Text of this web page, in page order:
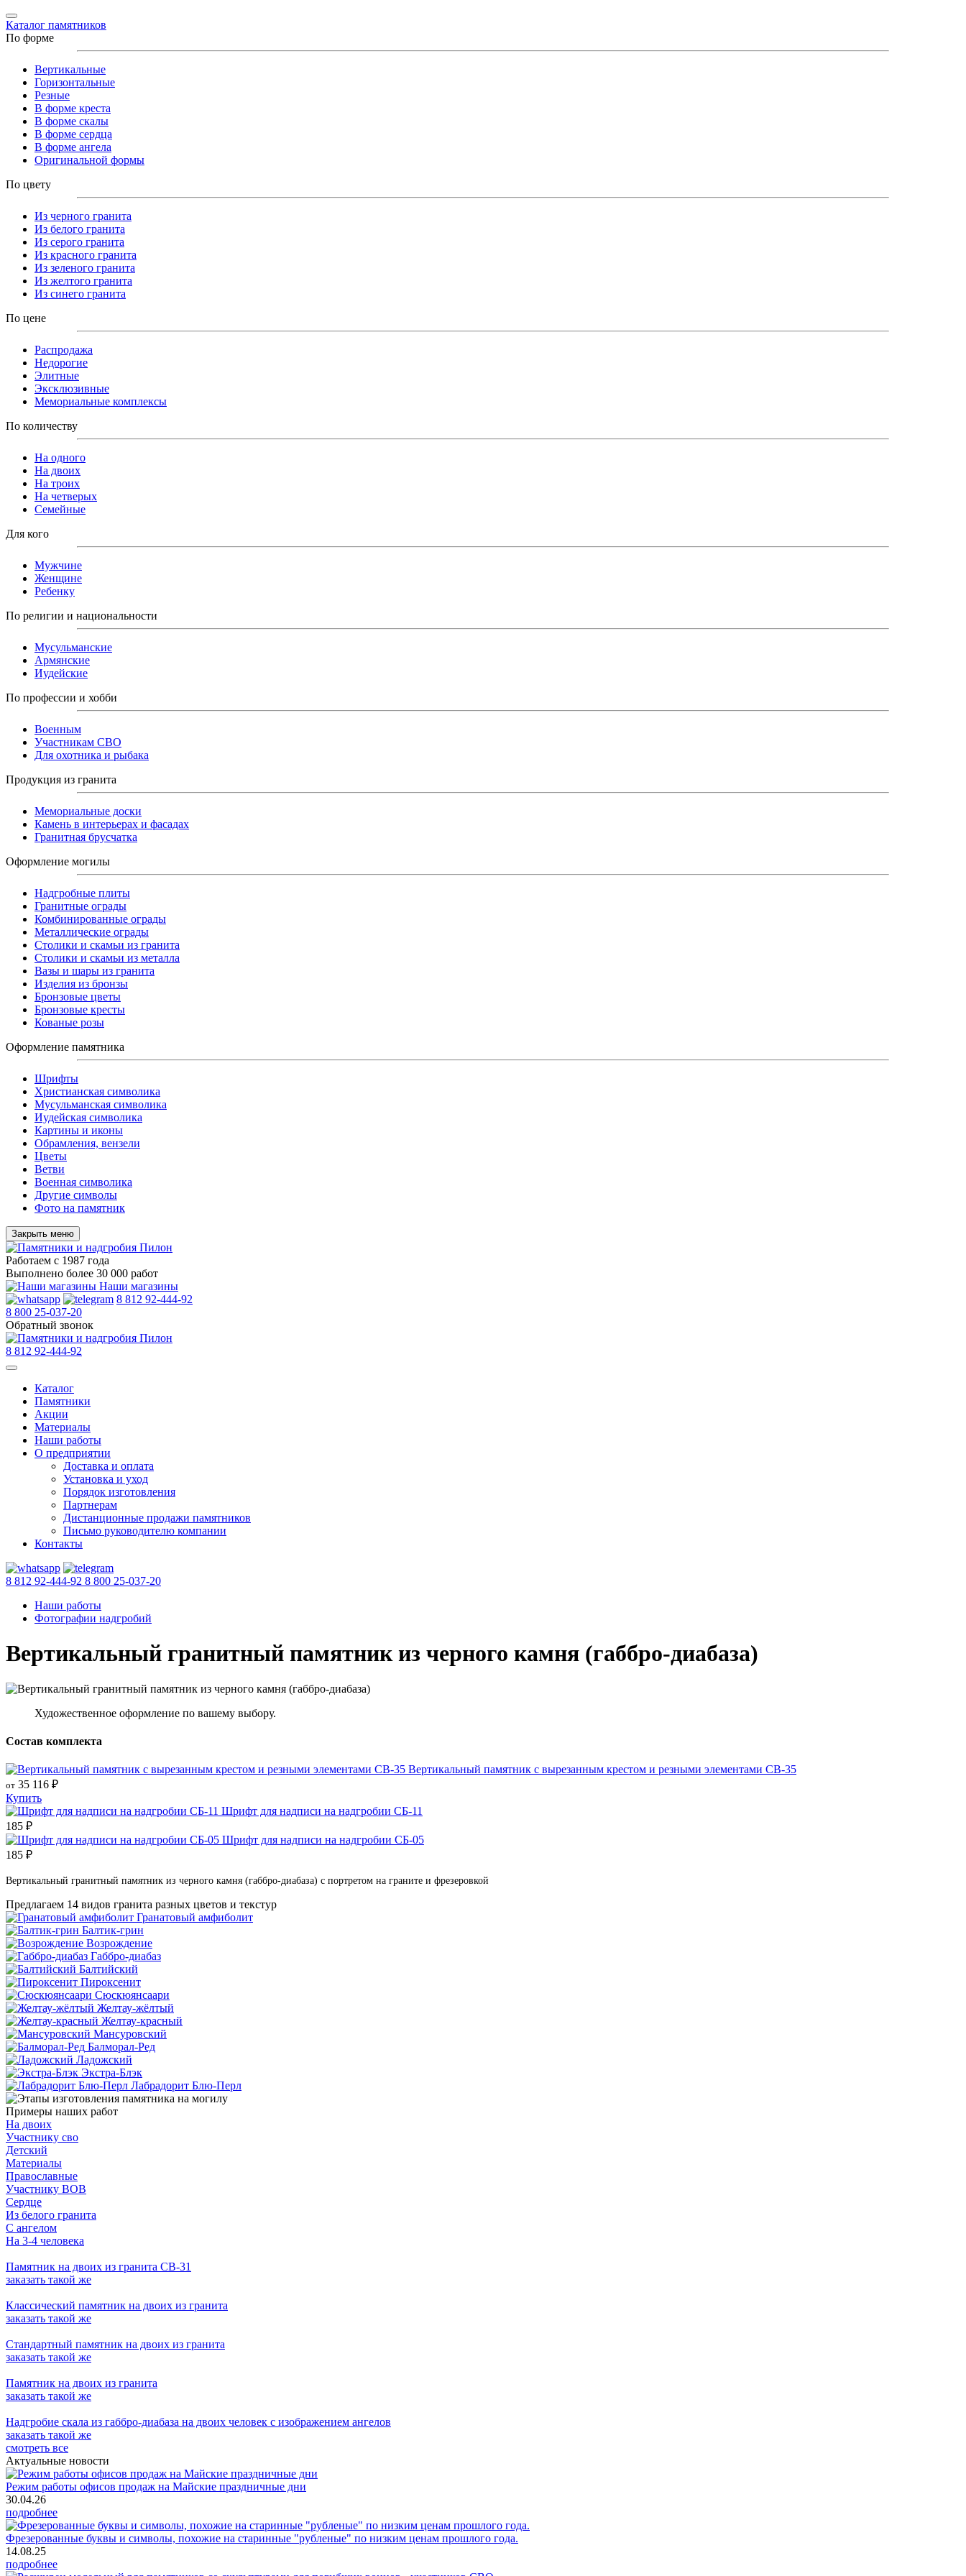
Каталог памятников
По форме
Вертикальные
Горизонтальные
Резные
В форме креста
В форме скалы
В форме сердца
В форме ангела
Оригинальной формы
По цвету
Из черного гранита
Из белого гранита
Из серого гранита
Из красного гранита
Из зеленого гранита
Из желтого гранита
Из синего гранита
По цене
Распродажа
Недорогие
Элитные
Эксклюзивные
Мемориальные комплексы
По количеству
На одного
На двоих
На троих
На четверых
Семейные
Для кого
Мужчине
Женщине
Ребенку
По религии и национальности
Мусульманские
Армянские
Иудейские
По профессии и хобби
Военным
Участникам СВО
Для охотника и рыбака
Продукция из гранита
Мемориальные доски
Камень в интерьерах и фасадах
Гранитная брусчатка
Оформление могилы
Надгробные плиты
Гранитные ограды
Комбинированные ограды
Металлические ограды
Столики и скамьи из гранита
Столики и скамьи из металла
Вазы и шары из гранита
Изделия из бронзы
Бронзовые цветы
Бронзовые кресты
Кованые розы
Оформление памятника
Шрифты
Христианская символика
Мусульманская символика
Иудейская символика
Картины и иконы
Обрамления, вензели
Цветы
Ветви
Военная символика
Другие символы
Фото на памятник
Закрыть меню
Работаем с 1987 года
Выполнено более 30 000 работ
Наши магазины
8 812 92-444-92
8 800 25-037-20
Обратный звонок
8 812 92-444-92
Каталог
Памятники
Акции
Материалы
Наши работы
О предприятии
Доставка и оплата
Установка и уход
Порядок изготовления
Партнерам
Дистанционные продажи памятников
Письмо руководителю компании
Контакты
8 812 92-444-92 8 800 25-037-20
Наши работы
Фотографии надгробий
Вертикальный гранитный памятник из черного камня (габбро-диабаза)
Художественное оформление по вашему выбору.
Состав комплекта
Вертикальный памятник с вырезанным крестом и резными элементами СВ-35
от 35 116 ₽
Купить
Шрифт для надписи на надгробии СБ-11
185 ₽
Шрифт для надписи на надгробии СБ-05
185 ₽
Вертикальный гранитный памятник из черного камня (габбро-диабаза) с портретом на граните и фрезеровкой
Предлагаем 14 видов гранита разных цветов и текстур
Гранатовый амфиболит
Балтик-грин
Возрождение
Габбро-диабаз
Балтийский
Пироксенит
Сюскюянсаари
Желтау-жёлтый
Желтау-красный
Мансуровский
Балморал-Ред
Ладожский
Экстра-Блэк
Лабрадорит Блю-Перл
Примеры наших работ
На двоих
Участнику сво
Детский
Материалы
Православные
Участнику ВОВ
Сердце
Из белого гранита
С ангелом
На 3-4 человека
Памятник на двоих из гранита СВ-31
заказать такой же
Классический памятник на двоих из гранита
заказать такой же
Стандартный памятник на двоих из гранита
заказать такой же
Памятник на двоих из гранита
заказать такой же
Надгробие скала из габбро-диабаза на двоих человек с изображением ангелов
заказать такой же
смотреть все
Актуальные новости
Режим работы офисов продаж на Майские праздничные дни
30.04.26
подробнее
Фрезерованные буквы и символы, похожие на старинные "рубленые" по низким ценам прошлого года.
14.08.25
подробнее